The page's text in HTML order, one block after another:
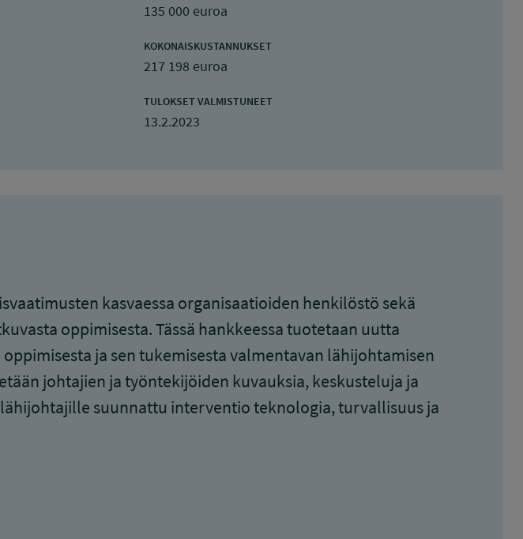
135 000 euroa
KOKONAISKUSTANNUKSET
217 198 euroa
TULOKSET VALMISTUNEET
13.2.2023
kasvaessa organisaatioiden henkilöstö sekä
oppimisesta. Tässä hankkeessa tuotetaan uutta
ja sen tukemisesta valmentavan lähijohtamisen
johtajien ja työntekijöiden kuvauksia, keskusteluja ja
suunnattu interventio teknologia, turvallisuus ja